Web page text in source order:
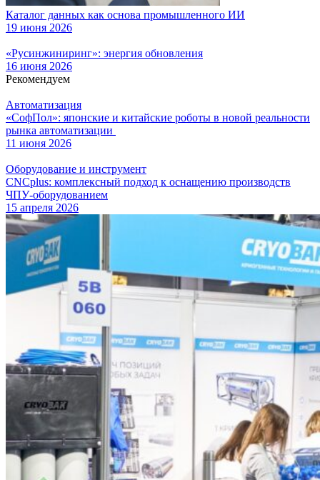
Каталог данных как основа промышленного ИИ
19 июня 2026
«Русинжиниринг»: энергия обновления
16 июня 2026
Рекомендуем
Автоматизация
«СофПол»: японские и китайские роботы в новой реальности
рынка автоматизации
11 июня 2026
Оборудование и инструмент
CNCplus: комплексный подход к оснащению производств
ЧПУ-оборудованием
15 апреля 2026